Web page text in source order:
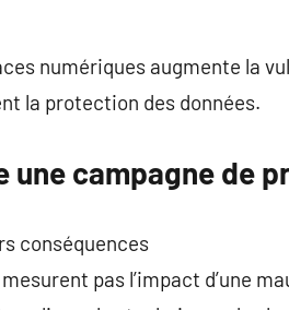
numériques augmente la
la protection des données.
campagne de
conséquences
pas l’impact d’une